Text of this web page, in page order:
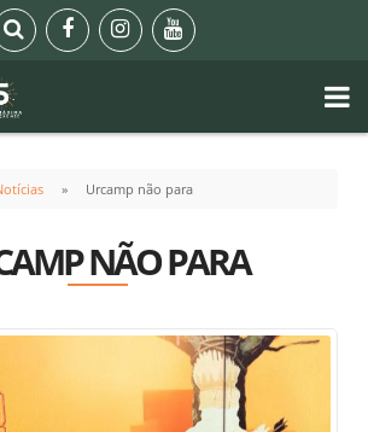
Urcamp não para
NÃO PARA